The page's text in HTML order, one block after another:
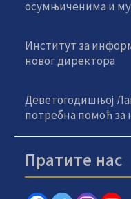
осумњиченима и
Институт за
новог директора
Деветогодишњој
потребна помоћ за
Пратите нас